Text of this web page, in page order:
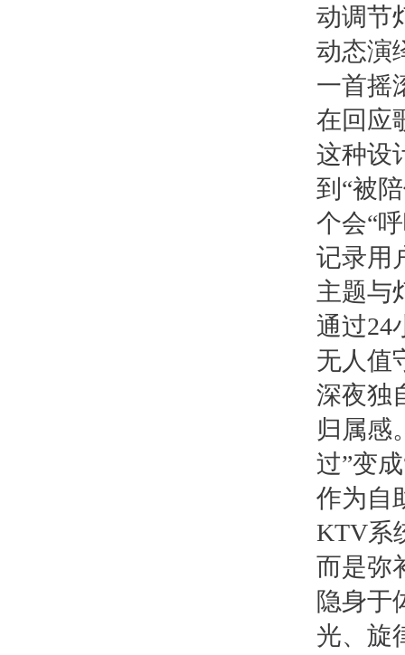
动调节
动态演
一首摇
在回应
这种设
到“被
个会“
记录用
主题与
通过24
无人值
深夜独
归属感
过”变
作为自
KTV系
而是弥
隐身于
光、旋